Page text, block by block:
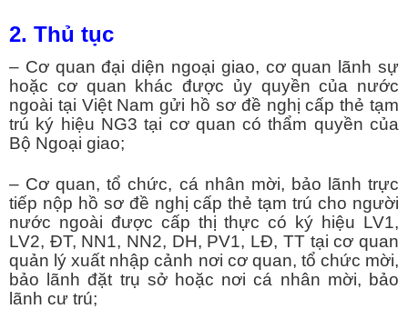
2. Thủ tục
– Cơ quan đại diện ngoại giao, cơ quan lãnh sự
hoặc cơ quan khác được ủy quyền của nước
ngoài tại Việt Nam gửi hồ sơ đề nghị cấp thẻ tạm
trú ký hiệu NG3 tại cơ quan có thẩm quyền của
Bộ Ngoại giao;
– Cơ quan, tổ chức, cá nhân mời, bảo lãnh trực
tiếp nộp hồ sơ đề nghị cấp thẻ tạm trú cho người
nước ngoài được cấp thị thực có ký hiệu LV1,
LV2, ĐT, NN1, NN2, DH, PV1, LĐ, TT tại cơ quan
quản lý xuất nhập cảnh nơi cơ quan, tổ chức mời,
bảo lãnh đặt trụ sở hoặc nơi cá nhân mời, bảo
lãnh cư trú;